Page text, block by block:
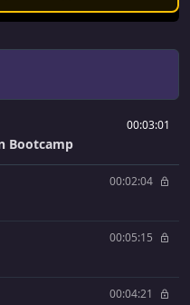
00:03:01
Bootcamp
00:02:04
00:05:15
00:04:21